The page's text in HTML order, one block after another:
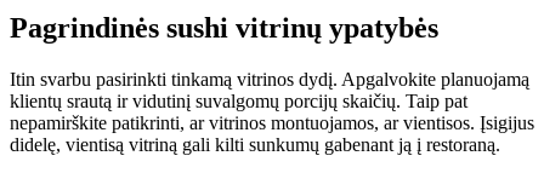
Pagrindinės sushi vitrinų ypatybės
Itin svarbu pasirinkti tinkamą vitrinos dydį. Apgalvokite planuojamą
klientų srautą ir vidutinį suvalgomų porcijų skaičių. Taip pat
nepamirškite patikrinti, ar vitrinos montuojamos, ar vientisos. Įsigijus
didelę, vientisą vitriną gali kilti sunkumų gabenant ją į restoraną.